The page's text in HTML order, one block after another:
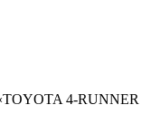
4-RUNNER